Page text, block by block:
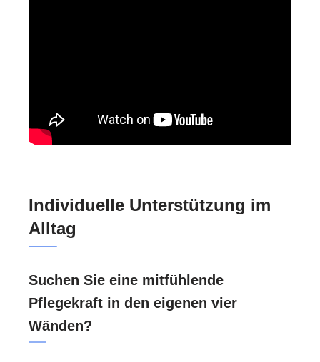
Individuelle Unterstützung im
Alltag
Suchen Sie eine mitfühlende
Pflegekraft in den eigenen vier
Wänden?